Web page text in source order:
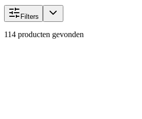
Filters
114 producten gevonden